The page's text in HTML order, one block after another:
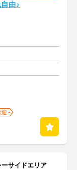
由♪
迎
サイドエリア